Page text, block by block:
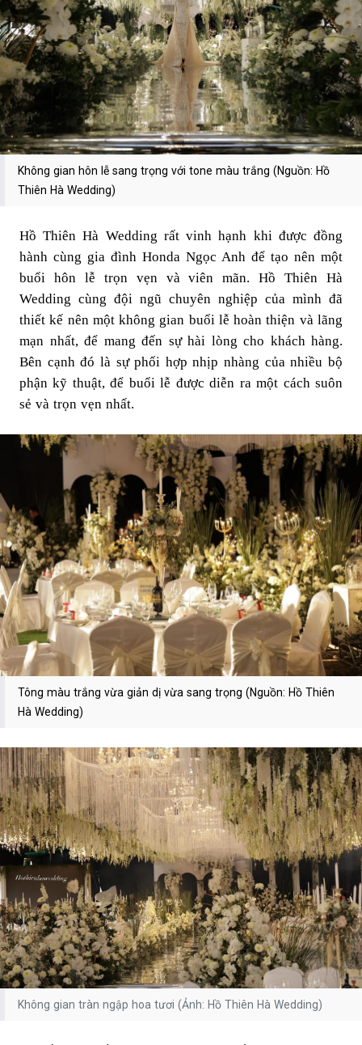
Không gian hôn lễ sang trọng với tone màu trắng (Nguồn: Hồ
Thiên Hà Wedding)
Hồ Thiên Hà Wedding rất vinh hạnh khi được đồng
hành cùng gia đình Honda Ngọc Anh để tạo nên một
buổi hôn lễ trọn vẹn và viên mãn. Hồ Thiên Hà
Wedding cùng đội ngũ chuyên nghiệp của mình đã
thiết kế nên một không gian buổi lễ hoàn thiện và lãng
mạn nhất, để mang đến sự hài lòng cho khách hàng.
Bên cạnh đó là sự phối hợp nhịp nhàng của nhiều bộ
phận kỹ thuật, để buổi lễ được diễn ra một cách suôn
sẻ và trọn vẹn nhất.
Tông màu trắng vừa giản dị vừa sang trọng (Nguồn: Hồ Thiên
Hà Wedding)
Không gian tràn ngập hoa tươi (Ảnh: Hồ Thiên Hà Wedding)